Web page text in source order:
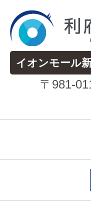
イオンモール
〒981-